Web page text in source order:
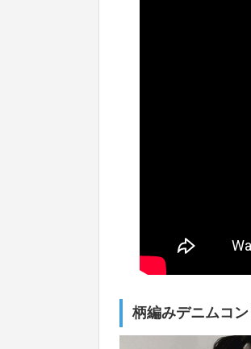
柄編みデニムコ